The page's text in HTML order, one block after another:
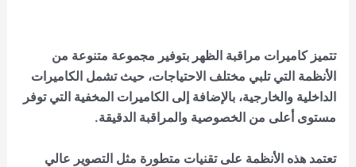
تتميزكاميرات مراقبة الظهر بتوفير مجموعة متنوعة من
الأنظمة التي تلبي مختلف الاحتياجات، حيث تشمل الكاميرات
الداخلية والخارجية، بالإضافة إلى الكاميرات المخفية التي توفر
مستوى أعلى من الخصوصية والمراقبة الدقيقة.
تعتمد هذه الأنظمة على تقنيات متطورة مثل التصوير عالي